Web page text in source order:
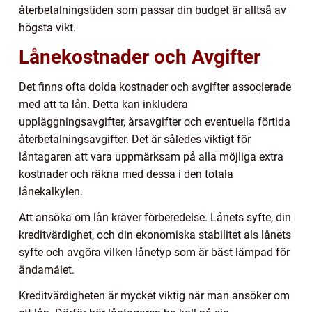
återbetalningstiden som passar din budget är alltså av
högsta vikt.
Lånekostnader och Avgifter
Det finns ofta dolda kostnader och avgifter associerade
med att ta lån. Detta kan inkludera
uppläggningsavgifter, årsavgifter och eventuella förtida
återbetalningsavgifter. Det är således viktigt för
låntagaren att vara uppmärksam på alla möjliga extra
kostnader och räkna med dessa i den totala
lånekalkylen.
Att ansöka om lån kräver förberedelse. Lånets syfte, din
kreditvärdighet, och din ekonomiska stabilitet als lånets
syfte och avgöra vilken lånetyp som är bäst lämpad för
ändamålet.
Kreditvärdigheten är mycket viktig när man ansöker om